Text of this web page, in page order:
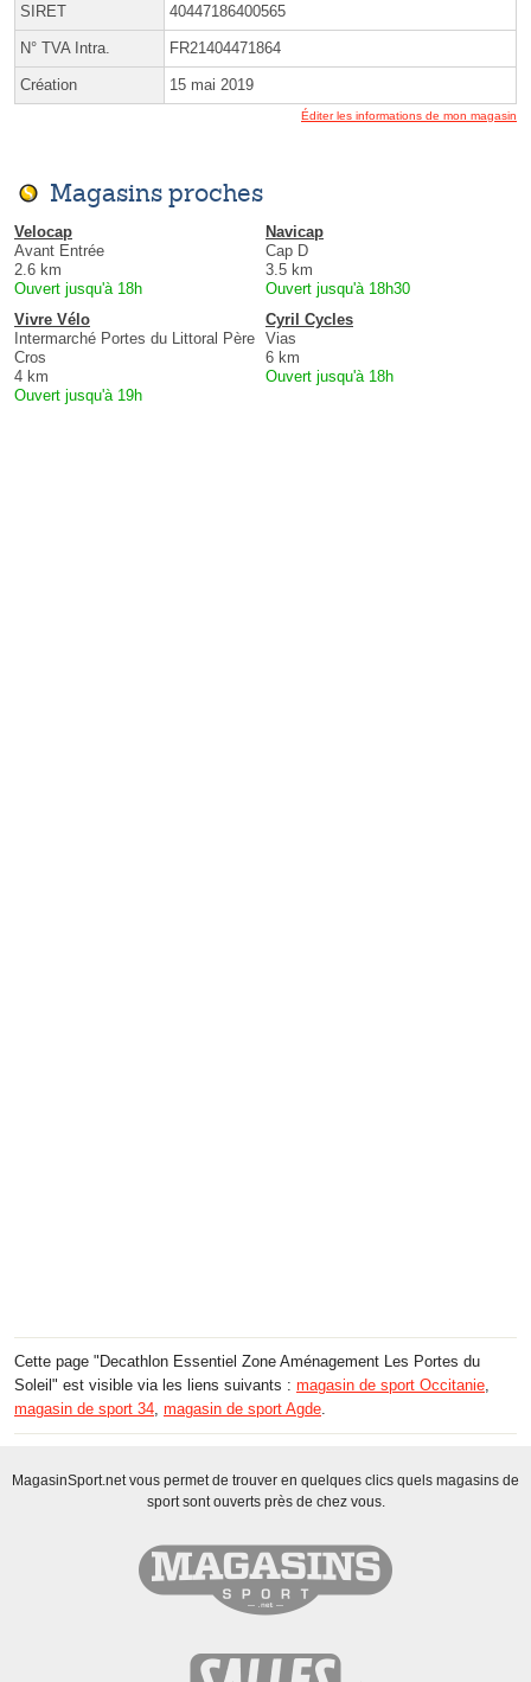
SIRET 40447186400565
N° TVA Intra. FR21404471864
Création 15 mai 2019
Éditer les informations de mon magasin
Magasins proches
Velocap
Avant Entrée
2.6 km
Ouvert jusqu'à 18h
Navicap
Cap D
3.5 km
Ouvert jusqu'à 18h30
Vivre Vélo
Intermarché Portes du Littoral Père
Cros
4 km
Ouvert jusqu'à 19h
Cyril Cycles
Vias
6 km
Ouvert jusqu'à 18h
Cette page "Decathlon Essentiel Zone Aménagement Les Portes du
Soleil" est visible via les liens suivants : magasin de sport Occitanie
magasin de sport 34 magasin de sport Agde
MagasinSport.net vous permet de trouver en quelques clics quels magasins de
sport sont ouverts près de chez vous.